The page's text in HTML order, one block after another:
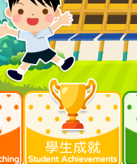
學生成就
Student Achievements